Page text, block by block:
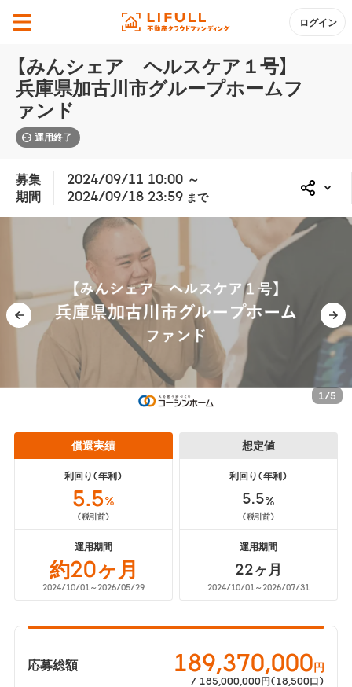
ログイン
【みんシェア ヘルスケア１号】
兵庫県加古川市グループホームフ
ァンド
運用終了
募集
期間
2024/09/11 10:00 ～
2024/09/18 23:59 まで
1 /5
償還実績
利回り(年利)
5.5%
(税引前)
運用期間
約20ヶ月
2024/10/01～2026/05/29
想定値
利回り(年利)
5.5%
(税引前)
運用期間
22ヶ月
2024/10/01～2026/07/31
応募総額 189,370,000円
/ 185,000,000円(18,500口)